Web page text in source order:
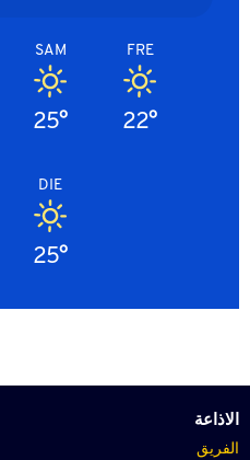
FRE
22°
SAM
25°
DIE
25°
الاذاعة
الفريق